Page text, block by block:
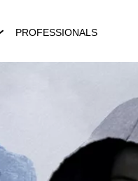
PROFESSIONALS